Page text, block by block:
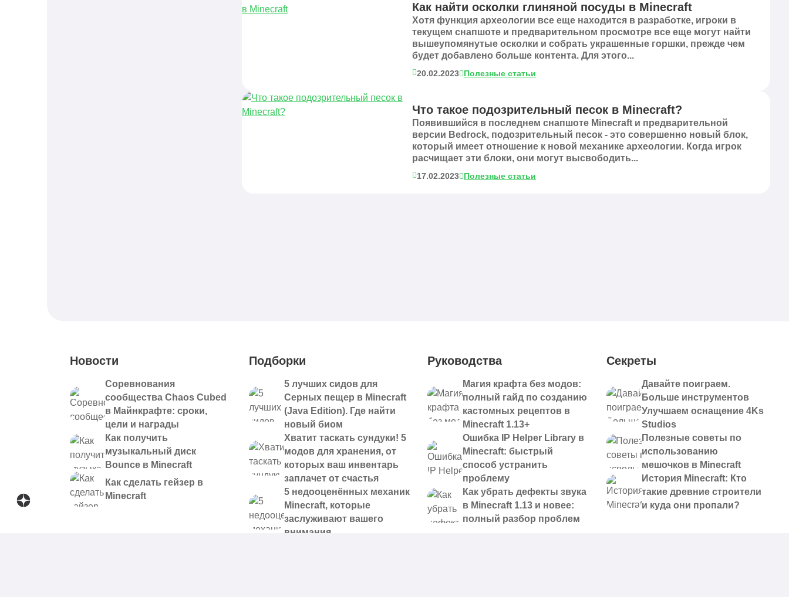
Как найти осколки глиняной посуды в Minecraft
Хотя функция археологии все еще находится в разработке, игроки в
текущем снапшоте и предварительном просмотре все еще могут найти
вышеупомянутые осколки и собрать украшенные горшки, прежде чем
будет добавлено больше контента. Для этого...
20.02.2023 Полезные статьи
Что такое подозрительный песок в Minecraft?
Появившийся в последнем снапшоте Minecraft и предварительной
версии Bedrock, подозрительный песок - это совершенно новый блок,
который имеет отношение к новой механике археологии. Когда игрок
расчищает эти блоки, они могут высвободить...
17.02.2023 Полезные статьи
Новости
Соревнования
сообщества Chaos Cubed
в Майнкрафте: сроки,
цели и награды
Как получить
музыкальный диск
Bounce в Minecraft
Как сделать гейзер в
Minecraft
Подборки
5 лучших сидов для
Серных пещер в Minecraft
(Java Edition). Где найти
новый биом
Хватит таскать сундуки! 5
модов для хранения, от
которых ваш инвентарь
заплачет от счастья
5 недооценённых механик
Minecraft, которые
заслуживают вашего
внимания
Руководства
Магия крафта без модов:
полный гайд по созданию
кастомных рецептов в
Minecraft 1.13+
Ошибка IP Helper Library в
Minecraft: быстрый
способ устранить
проблему
Как убрать дефекты звука
в Minecraft 1.13 и новее:
полный разбор проблем
Секреты
Давайте поиграем.
Больше инструментов
Улучшаем оснащение 4Ks
Studios
Полезные советы по
использованию
мешочков в Minecraft
История Minecraft: Кто
такие древние строители
и куда они пропали?